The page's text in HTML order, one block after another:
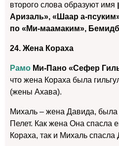
второго слова образуют имя
Аризаль», «Шаар а-
по «Ми-маамаким»,
24. Жена Кораха
Рамо Ми-Пано «Сефер
что жена Кораха была
(жены Ахава).
Михаль – жена Давида, была
Пелет. Как жена Она спасла
Кораха, так и Михаль спасла